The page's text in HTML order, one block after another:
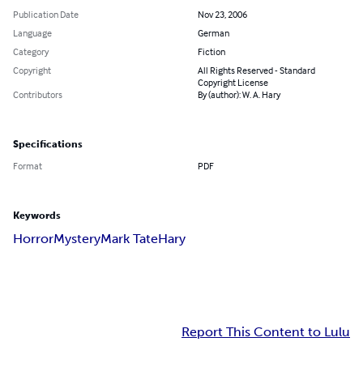
Publication Date
Nov 23, 2006
Language
German
Category
Fiction
Copyright
All Rights Reserved - Standard
Copyright License
Contributors
By (author): W. A. Hary
Specifications
Format PDF
Keywords
HorrorMysteryMark TateHary
Report This Content to Lulu